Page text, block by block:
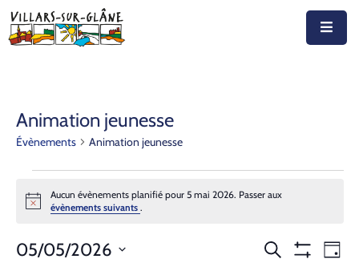
Agenda
Prestations
Documents
Animation jeunesse
Évènements Animation jeunesse
Notice
Aucun évènements planifié pour 5 mai 2026. Passer aux
évènements suivants .
Recherche
Recherche
Jour
05/05/2026